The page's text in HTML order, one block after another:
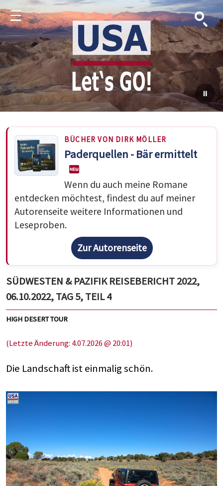
Menu Suche
BÜCHER VON DIRK MÖLLER
Paderquellen - Bär ermittelt
Wenn du auch meine Romane
entdecken möchtest, findest du auf meiner
Autorenseite weitere Informationen und
Leseproben.
Zur Autorenseite
SÜDWESTEN & PAZIFIK REISEBERICHT 2022,
06.10.2022, TAG 5, TEIL 4
HIGH DESERT TOUR
(Letzte Änderung: 4.07.2026 @ 20:01)
Die Landschaft ist einmalig schön.